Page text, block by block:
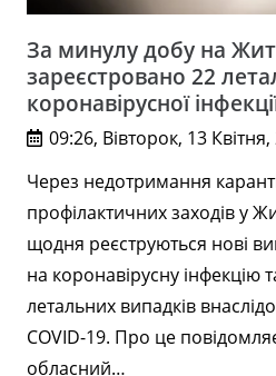
За минулу добу на
зареєстровано 22
коронавірусної
09:26, Вівторок, 13 Квітня,
Через недотримання
профілактичних заходів у
щодня реєструються нові
на коронавірусну інфекцію
летальних випадків
COVID-19. Про це
обласний…